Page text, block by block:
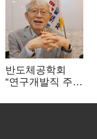
반도체공학회
“연구개발직 주
개선해야”